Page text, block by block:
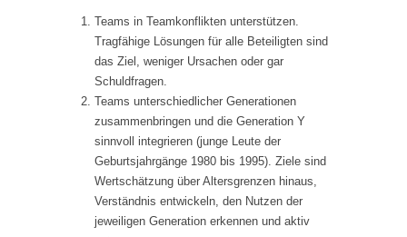
Teams in Teamkonflikten unterstützen.
Tragfähige Lösungen für alle Beteiligten sind
das Ziel, weniger Ursachen oder gar
Schuldfragen.
Teams unterschiedlicher Generationen
zusammenbringen und die Generation Y
sinnvoll integrieren (junge Leute der
Geburtsjahrgänge 1980 bis 1995). Ziele sind
Wertschätzung über Altersgrenzen hinaus,
Verständnis entwickeln, den Nutzen der
jeweiligen Generation erkennen und aktiv